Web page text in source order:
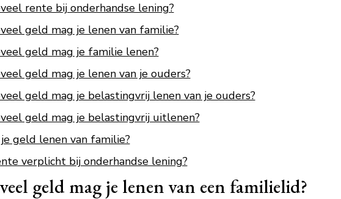
rente bij onderhandse lening?
geld mag je lenen van familie?
geld mag je familie lenen?
geld mag je lenen van je ouders?
geld mag je belastingvrij lenen van je ouders?
geld mag je belastingvrij uitlenen?
je geld lenen van familie?
verplicht bij onderhandse lening?
geld mag je lenen van een familielid?